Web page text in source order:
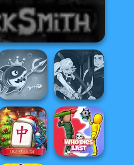
Fish Stab Getting
Big
Manga Creator
Vampire Hunter
P...